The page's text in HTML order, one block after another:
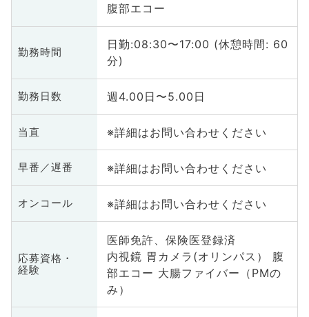
腹部エコー
勤務時間
日勤:08:30〜17:00 (休憩時間: 60
分)
勤務日数 週4.00日〜5.00日
当直 ※詳細はお問い合わせください
早番／遅番 ※詳細はお問い合わせください
オンコール ※詳細はお問い合わせください
応募資格・
経験
医師免許、保険医登録済
内視鏡 胃カメラ(オリンパス） 腹
部エコー 大腸ファイバー（PMの
み）